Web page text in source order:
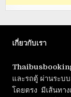
เกี่ยวกับเรา
และรถตู้ ผ่านระบ
โดยตรง มีเส้นทา